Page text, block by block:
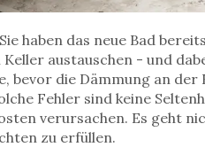
haben das neue Bad
austauschen - und
bevor die Dämmung an
Fehler sind keine
verursachen. Es geht
zu erfüllen.